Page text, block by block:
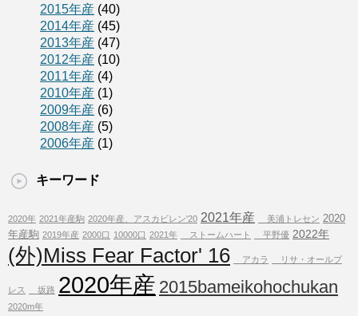
2015年産 (40)
2014年産 (45)
2013年産 (47)
2012年産 (10)
2011年産 (4)
2010年産 (1)
2009年産 (6)
2008年産 (5)
2006年産 (1)
キーワード
2020年 2021年産駒 2020年産、アスカビレン'20 2021年産 美浦トレセン 2020
年産駒 2019年産 2000口 10000口 2021年 ストームハート 平野優 2022年
(外)Miss Fear Factor' 16 アカラ リサ・オールプ
レス 坂路 2020年産 2015bameikohochukan
2020m年